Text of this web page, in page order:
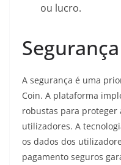
ou lucro.
A segurança é uma
Coin. A plataforma
robustas para proteger
utilizadores. A
os dados dos
pagamento seguros